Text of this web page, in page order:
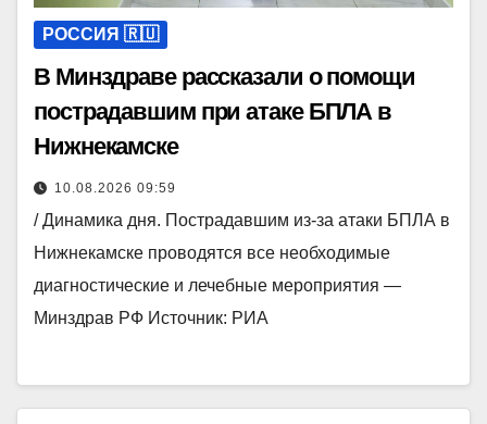
РОССИЯ 🇷🇺
В Минздраве рассказали о помощи
пострадавшим при атаке БПЛА в
Нижнекамске
10.08.2026 09:59
/ Динамика дня. Пострадавшим из-за атаки БПЛА в
Нижнекамске проводятся все необходимые
диагностические и лечебные мероприятия —
Минздрав РФ Источник: РИА